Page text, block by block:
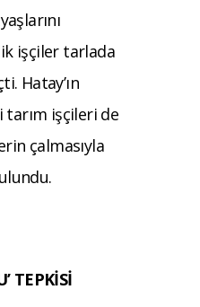
işçiler tarlada
Hatay’ın
tarım işçileri de
çalmasıyla
TEPKİSİ